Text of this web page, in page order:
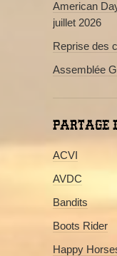
American
juillet 2026
Reprise des
Assemblée
PARTAGE
ACVI
AVDC
Bandits
Boots Rider
Happy